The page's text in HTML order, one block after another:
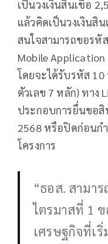
เป็นวงเงินสินเชื่อ
แล้วคิดเป็นวงเงินสิ
สนใจสามารถขอรหั
Mobile Application
โดยจะได้รับรหัส
ตัวเลข 7 หลัก) ทาง
ประกอบการยื่นขอสิ
2568 หรือปิดก่อนก
โครงการ
“ธอส. สามา
ไตรมาสที่ 1
เศรษฐกิจที่เ